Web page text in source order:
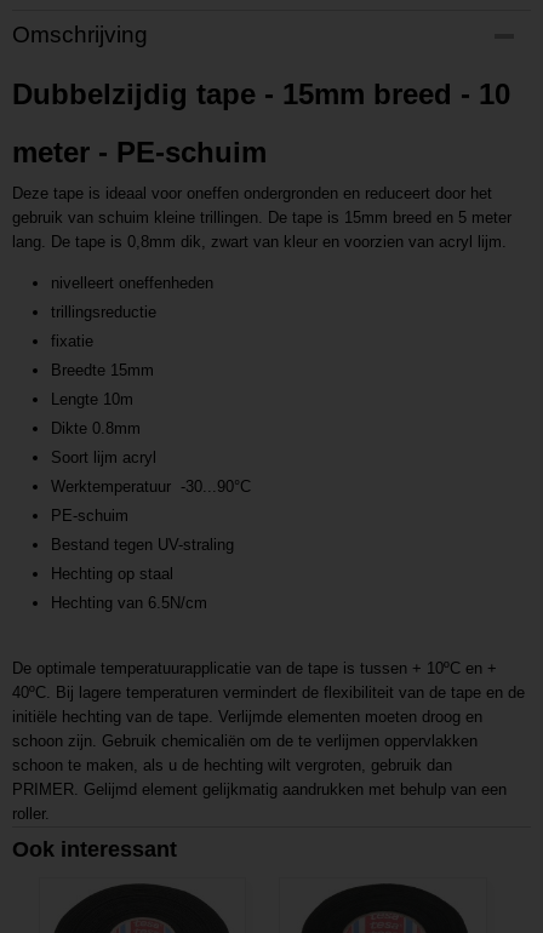
Productcode
P202110201513
L202110201513
Omschrijving
Dubbelzijdig tape - 15mm breed - 10
meter - PE-schuim
Deze tape is ideaal voor oneffen ondergronden en reduceert door het
gebruik van schuim kleine trillingen. De tape is 15mm breed en 5 meter
lang. De tape is 0,8mm dik, zwart van kleur en voorzien van acryl lijm.
nivelleert oneffenheden
trillingsreductie
fixatie
Breedte 15mm
Lengte 10m
Dikte 0.8mm
Soort lijm acryl
Werktemperatuur -30...90°C
PE-schuim
Bestand tegen UV-straling
Hechting op staal
Hechting van 6.5N/cm
De optimale temperatuurapplicatie van de tape is tussen + 10ºC en +
40ºC. Bij lagere temperaturen vermindert de flexibiliteit van de tape en de
initiële hechting van de tape. Verlijmde elementen moeten droog en
schoon zijn. Gebruik chemicaliën om de te verlijmen oppervlakken
schoon te maken, als u de hechting wilt vergroten, gebruik dan
PRIMER. Gelijmd element gelijkmatig aandrukken met behulp van een
roller.
Ook interessant